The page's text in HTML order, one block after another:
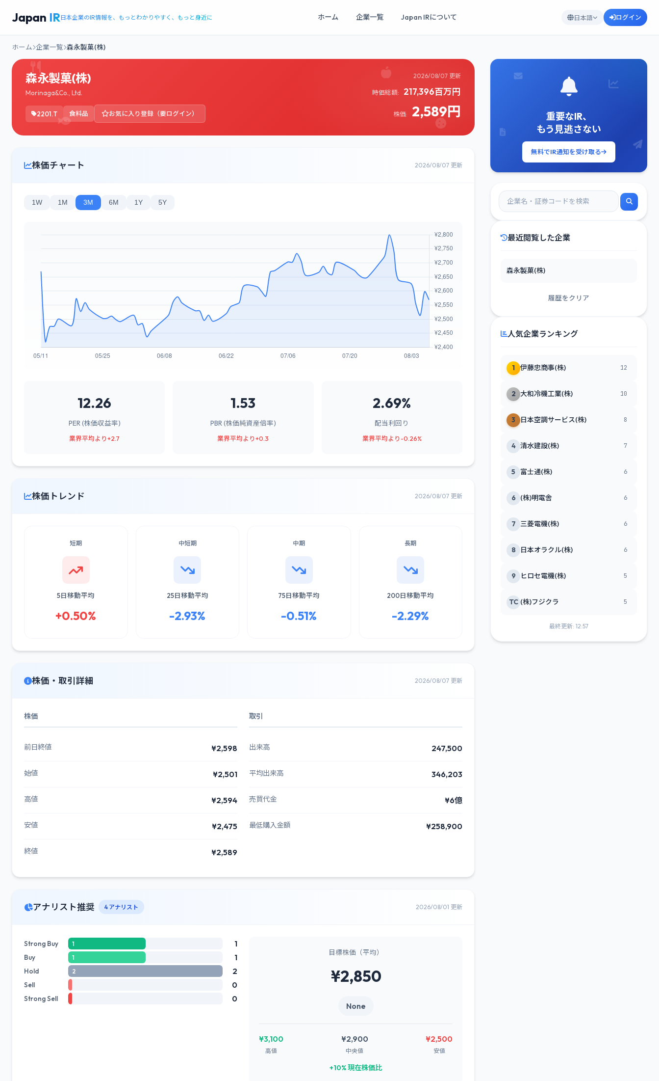
Japan IR日本企業のIR情報を、もっとわかりやすく、もっと身近に ホーム 企業一覧 Japan IRについて 日本語 ログイン
ホーム 企業一覧 森永製菓(株)
森永製菓(株)
Morinaga&Co., Ltd.
2201.T 食料品 お気に入り登録（要ログイン）
2026/08/07 更新
時価総額: 217,396百万円
株価: 2,589円
株価チャート 2026/08/07 更新
1W 1M 3M 6M 1Y 5Y
12.26
PER (株価収益率)
業界平均より+2.7
1.53
PBR (株価純資産倍率)
業界平均より+0.3
2.69%
配当利回り
業界平均より-0.26%
株価トレンド 2026/08/07 更新
短期
5日移動平均
+0.50%
中短期
25日移動平均
-2.93%
中期
75日移動平均
-0.51%
長期
200日移動平均
-2.29%
株価・取引詳細 2026/08/07 更新
株価
前日終値 ¥2,598
始値 ¥2,501
高値 ¥2,594
安値 ¥2,475
終値 ¥2,589
取引
出来高 247,500
平均出来高 346,203
売買代金 ¥6億
最低購入金額 ¥258,900
アナリスト推奨 4 アナリスト 2026/08/01 更新
Strong Buy 1 1
Buy 1 1
Hold 2 2
Sell 0
Strong Sell 0
目標株価（平均）
¥2,850
None
¥3,100
高値
¥2,900
中央値
¥2,500
安値
+10% 現在株価比
重要なIR、
もう見逃さない
無料でIR通知を受け取る
最近閲覧した企業
森永製菓(株)
履歴をクリア
人気企業ランキング
1 伊藤忠商事(株) 12
2 大和冷機工業(株) 10
3 日本空調サービス(株) 8
4 清水建設(株) 7
5 富士通(株) 6
6 (株)明電舎 6
7 三菱電機(株) 6
8 日本オラクル(株) 6
9 ヒロセ電機(株) 5
TC (株)フジクラ 5
最終更新: 12:57